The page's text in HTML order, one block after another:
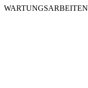
WARTUNGSARBEITEN